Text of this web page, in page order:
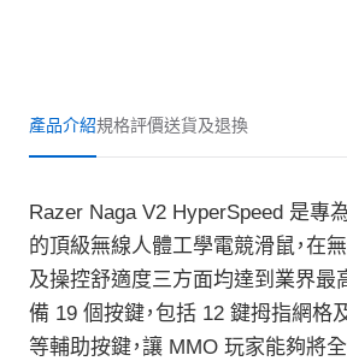
產品介紹規格評價送貨及退換
Razer Naga V2 HyperSpeed 是專
的頂級無線人體工學電競滑鼠，在
及操控舒適度三方面均達到業界最
備 19 個按鍵，包括 12 鍵拇指網格
等輔助按鍵，讓 MMO 玩家能夠將